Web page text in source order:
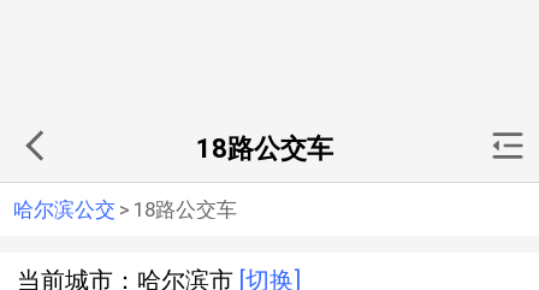
18路公交车
哈尔滨公交 > 18路公交车
当前城市：哈尔滨市 [切换]